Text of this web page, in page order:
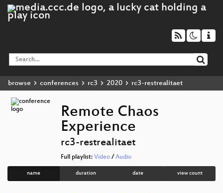
browse conferences rc3 2020 rc3-restrealitaet
Remote Chaos
Experience
rc3-restrealitaet
Full playlist: Video/ Audio
name duration date view count